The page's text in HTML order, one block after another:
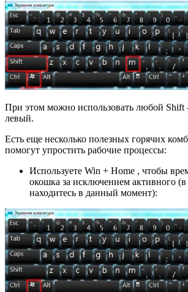
При этом можно использовать любой Shift
левый.
Есть еще несколько полезных горячих
помогут упростить рабочие процессы:
Используете Win + Home , чтобы
окошка за исключением активного
находитесь в данный момент):